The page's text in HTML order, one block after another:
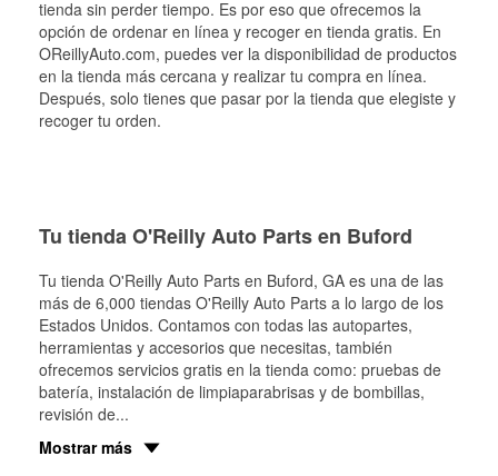
tienda sin perder tiempo. Es por eso que ofrecemos la
opción de ordenar en línea y recoger en tienda gratis. En
OReillyAuto.com, puedes ver la disponibilidad de productos
en la tienda más cercana y realizar tu compra en línea.
Después, solo tienes que pasar por la tienda que elegiste y
recoger tu orden.
Tu tienda O'Reilly Auto Parts en Buford
Tu tienda O'Reilly Auto Parts en Buford, GA es una de las
más de 6,000 tiendas O'Reilly Auto Parts a lo largo de los
Estados Unidos. Contamos con todas las autopartes,
herramientas y accesorios que necesitas, también
ofrecemos servicios gratis en la tienda como: pruebas de
batería, instalación de limpiaparabrisas y de bombillas,
revisión de...
Mostrar más